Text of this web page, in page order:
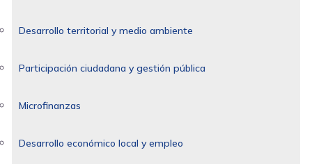
Desarrollo territorial y medio ambiente
Participación ciudadana y gestión pública
Microfinanzas
Desarrollo económico local y empleo